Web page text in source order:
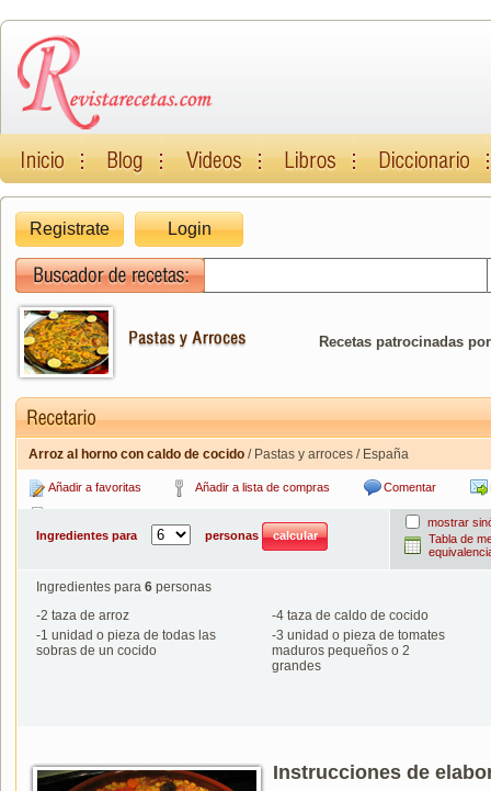
Registrate Login
Recetas patrocinadas
Arroz al horno con caldo de cocido / Pastas y arroces / España
Añadir a favoritas Añadir a lista de compras Comentar
Ingredientes para
personas
mostrar
Tabla de
Ingredientes para 6 personas
-2 taza de arroz -4 taza de caldo de cocido
-1 unidad o pieza de todas las
sobras de un cocido
-3 unidad o pieza de tomates
maduros pequeños o 2
grandes
Instrucciones de